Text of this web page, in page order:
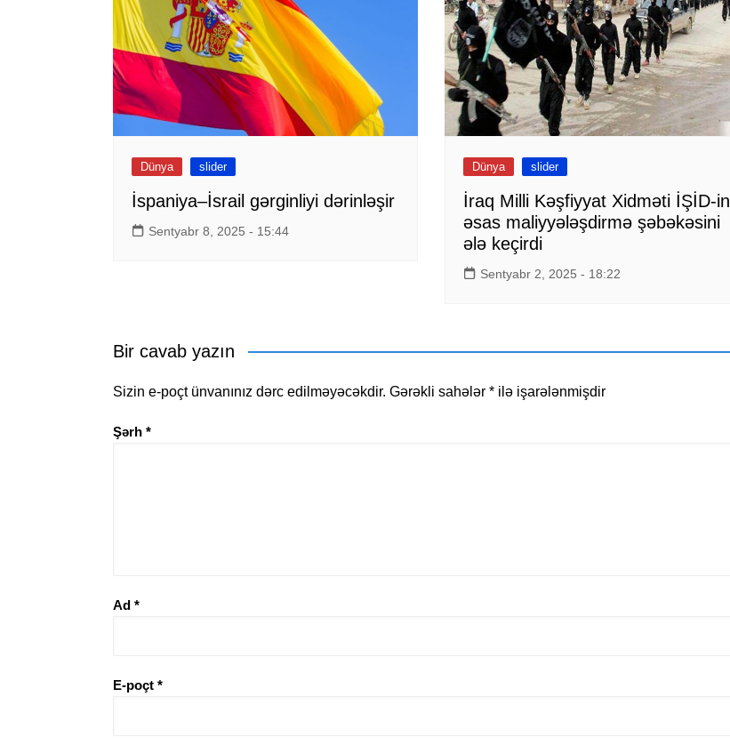
Dünya slider
İspaniya–İsrail gərginliyi dərinləşir
Sentyabr 8, 2025 - 15:44
Dünya slider
İraq Milli Kəşfiyyat Xidməti İŞİD-in
əsas maliyyələşdirmə şəbəkəsini
ələ keçirdi
Sentyabr 2, 2025 - 18:22
Bir cavab yazın
Sizin e-poçt ünvanınız dərc edilməyəcəkdir. Gərəkli sahələr * ilə işarələnmişdir
Şərh *
Ad *
E-poçt *